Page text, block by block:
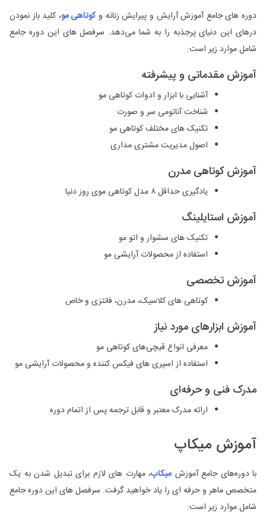
دوره ‌های جامع آموزش آرایش و پیرایش زنانه وکوتاهی مو، کلید باز نمودن
درهای این دنیای پر‌جذبه را به شما می‌دهد. سرفصل ‌های این دوره جامع
شامل موارد زیر است:
آموزش مقدماتی و پیشرفته
آشنایی با ابزار و ادوات کوتاهی مو
شناخت آناتومی سر و صورت
تکنیک ‌های مختلف کوتاهی مو
اصول مدیریت مشتری ‌مداری
آموزش کوتاهی مدرن
یادگیری حداقل ۸ مدل کوتاهی موی روز دنیا
آموزش استایلینگ
تکنیک ‌های سشوار و اتو مو
استفاده از محصولات آرایشی مو
آموزش تخصصی
کوتاهی‌ های کلاسیک، مدرن، فانتزی و خاص
آموزش ابزارهای مورد نیاز
معرفی انواع قیچی‌های کوتاهی مو
استفاده از اسپری‌ های فیکس کننده و محصولات آرایشی مو
مدرک فنی و حرفه‌ای
ارائه مدرک معتبر و قابل ترجمه پس از اتمام دوره
آموزش میکاپ
با دوره‌های جامع آموزش میکاپ، مهارت‌ های لازم برای تبدیل شدن به یک
متخصص ماهر و حرفه ‌ای را یاد خواهید گرفت. سرفصل ‌های این دوره جامع
شامل موارد زیر است: